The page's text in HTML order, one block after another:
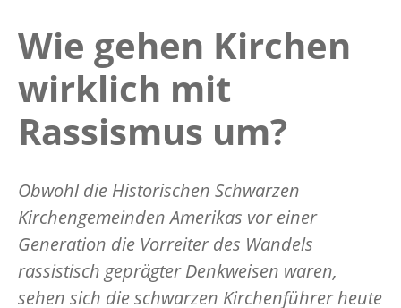
Wie gehen Kirchen
wirklich mit
Rassismus um?
Obwohl die Historischen Schwarzen
Kirchengemeinden Amerikas vor einer
Generation die Vorreiter des Wandels
rassistisch geprägter Denkweisen waren,
sehen sich die schwarzen Kirchenführer heute